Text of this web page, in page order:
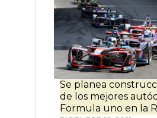
Se planea
de los mejores
Formula uno en la